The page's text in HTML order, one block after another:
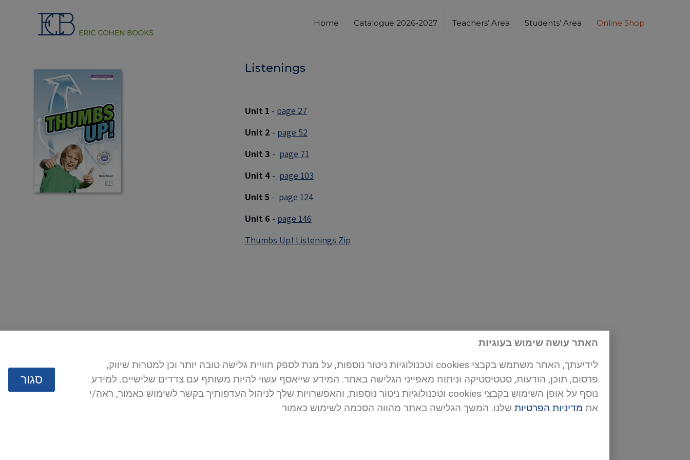
Home Catalogue 2026-2027 Teachers’ Area Students’ Area Online Shop
Listenings
Unit 1 - page 27
Unit 2 - page 52
Unit 3 - page 71
Unit 4- page 103
Unit 5 - page 124
Unit 6 - page 146
Thumbs Up! Listenings Zip
סגור
האתר עושה שימוש בעוגיות
לידיעתך, האתר משתמש בקבצי cookies וטכנולוגיות ניטור נוספות, על מנת לספק חוויית גלישה טובה יותר וכן למטרות שיווק,
פרסום, תוכן, הודעות, סטטיסטיקה וניתוח מאפייני הגלישה באתר. המידע שייאסף עשוי להיות משותף עם צדדים שלישיים. למידע
נוסף על אופן השימוש בקבצי cookies וטכנולוגיות ניטור נוספות, והאפשרויות שלך לניהול העדפותיך בקשר לשימוש כאמור, ראה/י
את מדיניות הפרטיות שלנו. המשך הגלישה באתר מהווה הסכמה לשימוש כאמור